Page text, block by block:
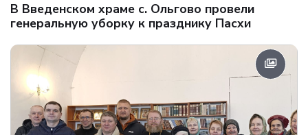
В Введенском храме с. Ольгово провели
генеральную уборку к празднику Пасхи